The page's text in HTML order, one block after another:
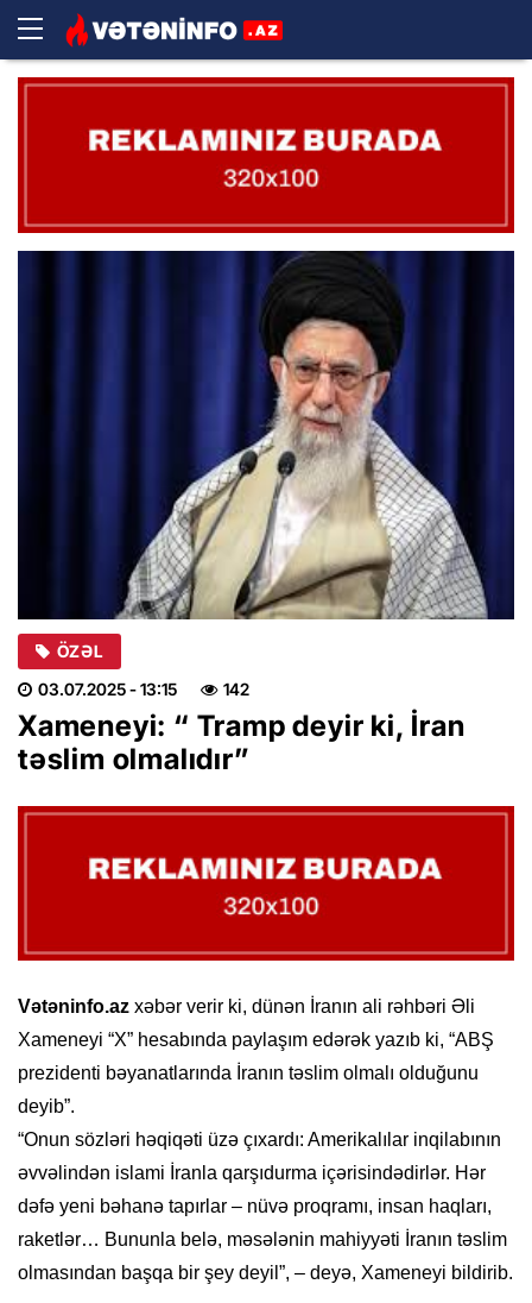
ÖZƏL
03.07.2025- 13:15 142
Xameneyi: “ Tramp deyir ki, İran
təslim olmalıdır”
Vətəninfo.az xəbər verir ki, dünən İranın ali rəhbəri Əli
Xameneyi “X” hesabında paylaşım edərək yazıb ki, “ABŞ
prezidenti bəyanatlarında İranın təslim olmalı olduğunu
deyib”.
“Onun sözləri həqiqəti üzə çıxardı: Amerikalılar inqilabının
əvvəlindən islami İranla qarşıdurma içərisindədirlər. Hər
dəfə yeni bəhanə tapırlar – nüvə proqramı, insan haqları,
raketlər… Bununla belə, məsələnin mahiyyəti İranın təslim
olmasından başqa bir şey deyil”, – deyə, Xameneyi bildirib.